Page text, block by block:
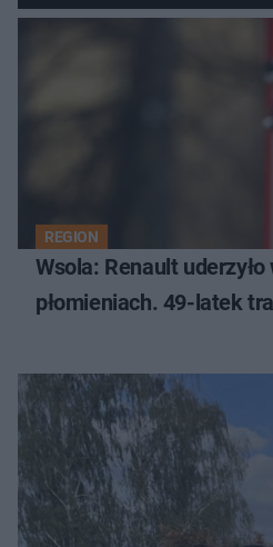
REGION
Wsola: Renault uderzyło
płomieniach. 49-latek